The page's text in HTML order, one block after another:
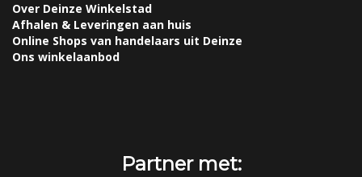
Over Deinze Winkelstad
Afhalen & Leveringen aan huis
Online Shops van handelaars uit Deinze
Ons winkelaanbod
Partner met: